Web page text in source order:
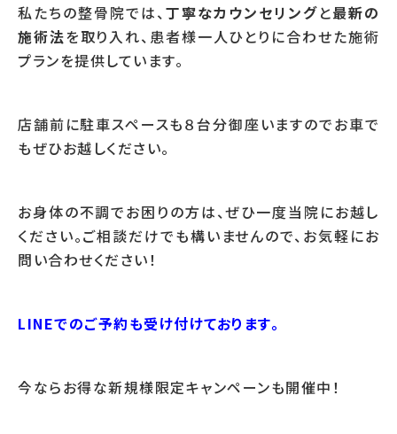
私たちの整骨院では、丁寧なカウンセリングと最新の
施術法を取り入れ、患者様一人ひとりに合わせた施術
プランを提供しています。
店舗前に駐車スペースも８台分御座いますのでお車で
もぜひお越しください。
お身体の不調でお困りの方は、ぜひ一度当院にお越し
ください。ご相談だけでも構いませんので、お気軽にお
問い合わせください！
LINEでのご予約も受け付けております。
今ならお得な新規様限定キャンペーンも開催中！